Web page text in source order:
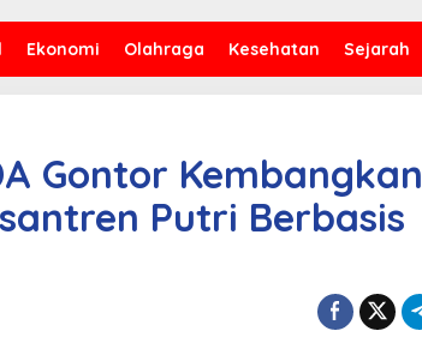
Ekonomi Olahraga Kesehatan Sejarah
Gontor Kembangkan
Putri Berbasis